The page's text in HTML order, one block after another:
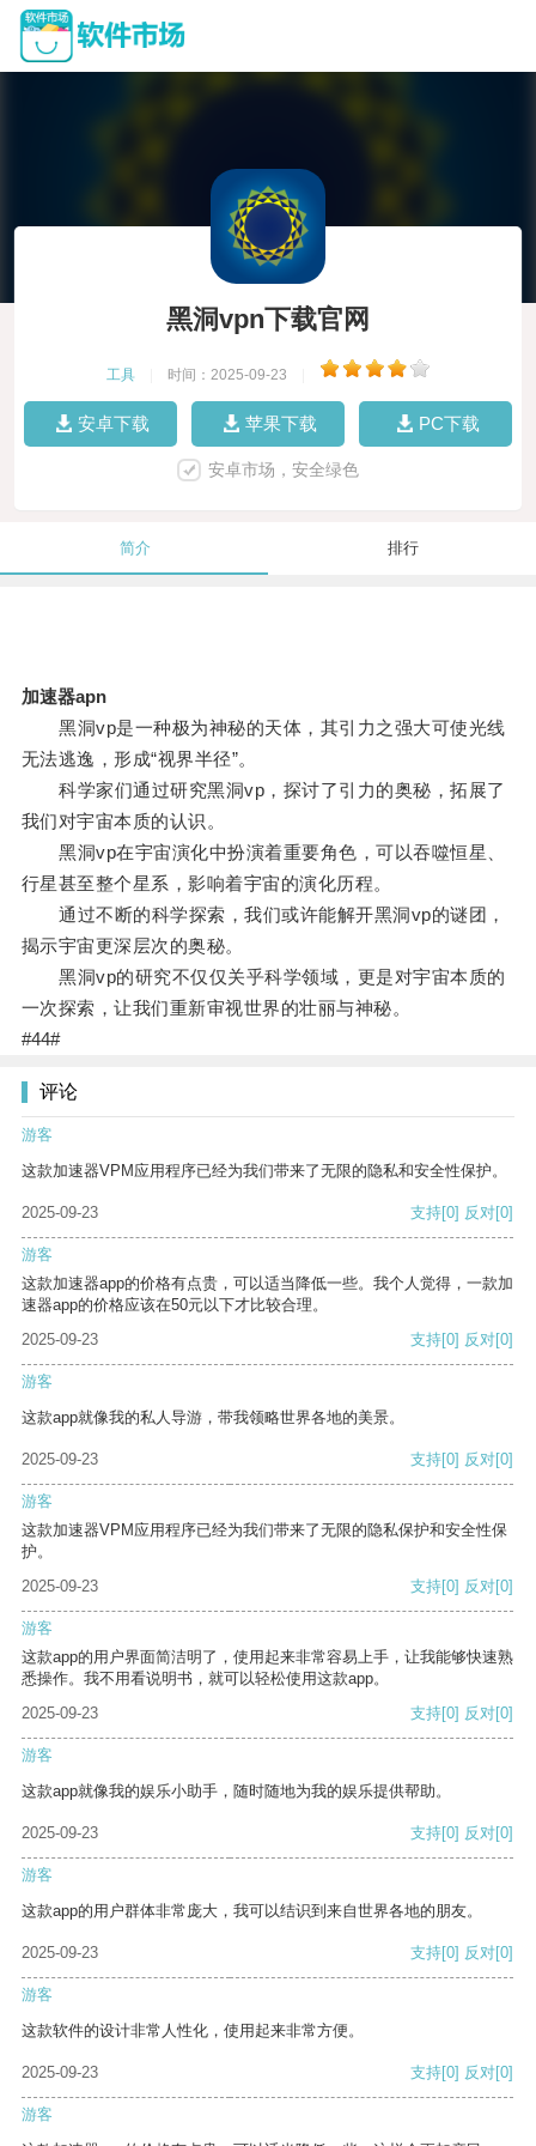
黑洞vpn下载官网
工具 时间：2025-09-23
安卓下载 苹果下载 PC下载
安卓市场，安全绿色
简介 排行
加速器apn
黑洞vp是一种极为神秘的天体，其引力之强大可使光线
无法逃逸，形成“视界半径”。
科学家们通过研究黑洞vp，探讨了引力的奥秘，拓展了
我们对宇宙本质的认识。
黑洞vp在宇宙演化中扮演着重要角色，可以吞噬恒星、
行星甚至整个星系，影响着宇宙的演化历程。
通过不断的科学探索，我们或许能解开黑洞vp的谜团，
揭示宇宙更深层次的奥秘。
黑洞vp的研究不仅仅关乎科学领域，更是对宇宙本质的
一次探索，让我们重新审视世界的壮丽与神秘。
#44#
评论
游客
这款加速器VPM应用程序已经为我们带来了无限的隐私和安全性保护。
2025-09-23 支持[0] 反对[0]
游客
这款加速器app的价格有点贵，可以适当降低一些。我个人觉得，一款加
速器app的价格应该在50元以下才比较合理。
2025-09-23
支持[0] 反对[0]
游客
这款app就像我的私人导游，带我领略世界各地的美景。
2025-09-23 支持[0] 反对[0]
游客
这款加速器VPM应用程序已经为我们带来了无限的隐私保护和安全性保
护。
2025-09-23
支持[0] 反对[0]
游客
这款app的用户界面简洁明了，使用起来非常容易上手，让我能够快速熟
悉操作。我不用看说明书，就可以轻松使用这款app。
2025-09-23
支持[0] 反对[0]
游客
这款app就像我的娱乐小助手，随时随地为我的娱乐提供帮助。
2025-09-23 支持[0] 反对[0]
游客
这款app的用户群体非常庞大，我可以结识到来自世界各地的朋友。
2025-09-23 支持[0] 反对[0]
游客
这款软件的设计非常人性化，使用起来非常方便。
2025-09-23 支持[0] 反对[0]
游客